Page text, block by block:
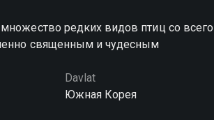
редких видов птиц со всего
священным и чудесным
Davlat
Южная Корея